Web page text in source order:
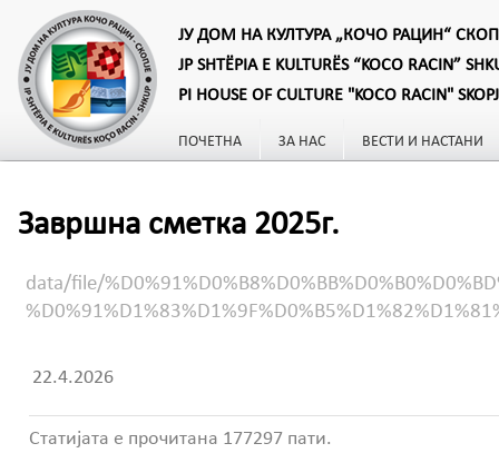
ЈУ ДОМ НА КУЛТУРА „КОЧО РАЦИН“
JP SHTËPIA E KULTURËS “KOCO RACIN”
PI HOUSE OF CULTURE "KOCO RACIN"
ПОЧЕТНА ЗА НАС ВЕСТИ И НАСТАНИ
Завршна сметка 2025г.
data/file/
22.4.2026
Статијата е прочитана 177297 пати.